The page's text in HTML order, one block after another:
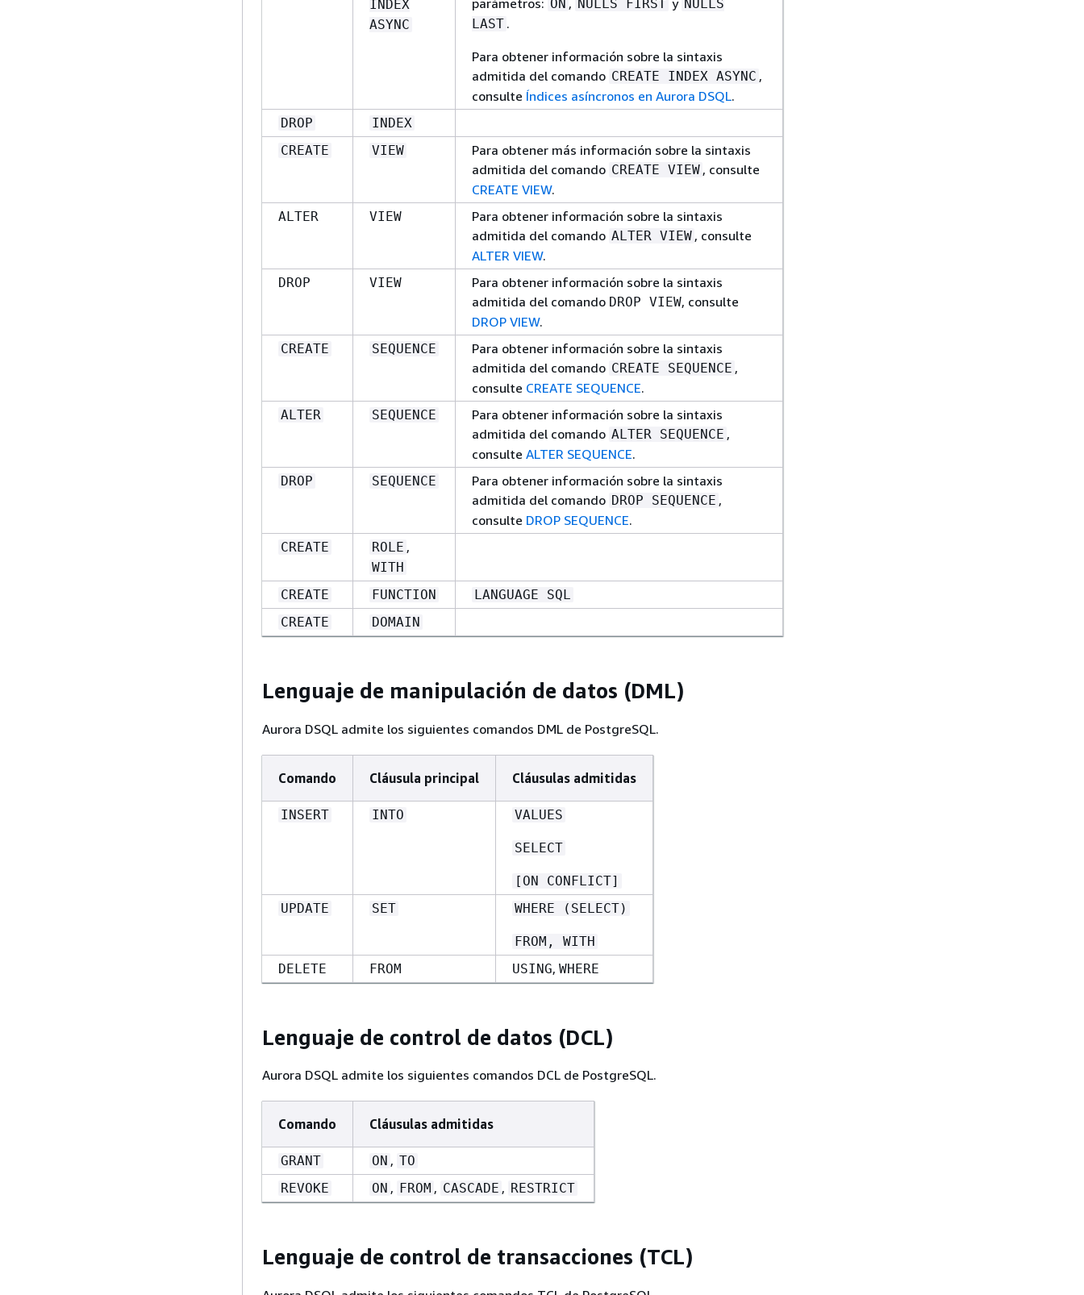
INDEX
ASYNC
parámetros: ON , NULLS FIRST y NULLS
LAST .
Para obtener información sobre la sintaxis
admitida del comando CREATE INDEX ASYNC ,
consulte Índices asíncronos en Aurora DSQL.
DROP
INDEX
CREATE
VIEW
Para obtener más información sobre la sintaxis
admitida del comando CREATE VIEW , consulte
CREATE VIEW.
ALTER VIEW
Para obtener información sobre la sintaxis
admitida del comando ALTER VIEW , consulte
ALTER VIEW.
DROP VIEW
Para obtener información sobre la sintaxis
admitida del comando DROP VIEW, consulte
DROP VIEW.
CREATE SEQUENCE
Para obtener información sobre la sintaxis
admitida del comando CREATE SEQUENCE ,
consulte CREATE SEQUENCE.
ALTER SEQUENCE
Para obtener información sobre la sintaxis
admitida del comando ALTER SEQUENCE ,
consulte ALTER SEQUENCE.
DROP SEQUENCE
Para obtener información sobre la sintaxis
admitida del comando DROP SEQUENCE ,
consulte DROP SEQUENCE.
CREATE ROLE ,
WITH
CREATE
FUNCTION
LANGUAGE SQL
CREATE
DOMAIN
Lenguaje de manipulación de datos (DML)
Aurora DSQL admite los siguientes comandos DML de PostgreSQL.
Comando Cláusula principal Cláusulas admitidas
INSERT INTO VALUES
SELECT
[ON CONFLICT]
UPDATE
SET WHERE (SELECT)
FROM, WITH
DELETE
FROM USING, WHERE
Lenguaje de control de datos (DCL)
Aurora DSQL admite los siguientes comandos DCL de PostgreSQL.
Comando Cláusulas admitidas
GRANT ON , TO
REVOKE
ON , FROM , CASCADE , RESTRICT
Lenguaje de control de transacciones (TCL)